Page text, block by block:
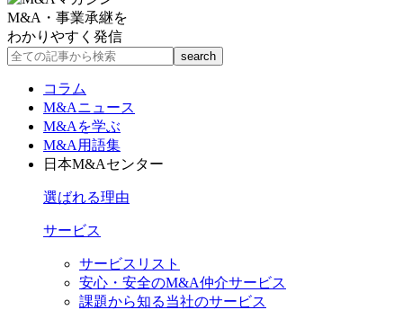
M&A・事業承継を
わかりやすく発信
コラム
M&Aニュース
M&Aを学ぶ
M&A用語集
日本M&Aセンター
選ばれる理由
サービス
サービスリスト
安心・安全のM&A仲介サービス
課題から知る当社のサービス